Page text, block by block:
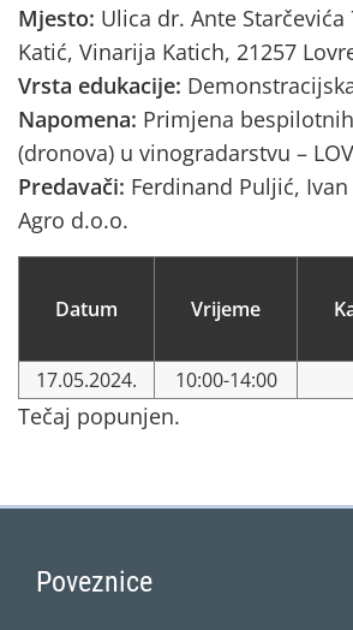
Mjesto: Ulica dr. Ante Starčevića
Katić, Vinarija Katich, 21257
Vrsta edukacije:
Napomena: Primjena
(dronova) u vinogradarstvu –
Predavači: Ferdinand Puljić,
Agro d.o.o.
Datum Vrijeme
17.05.2024. 10:00-14:00
Tečaj popunjen.
Poveznice